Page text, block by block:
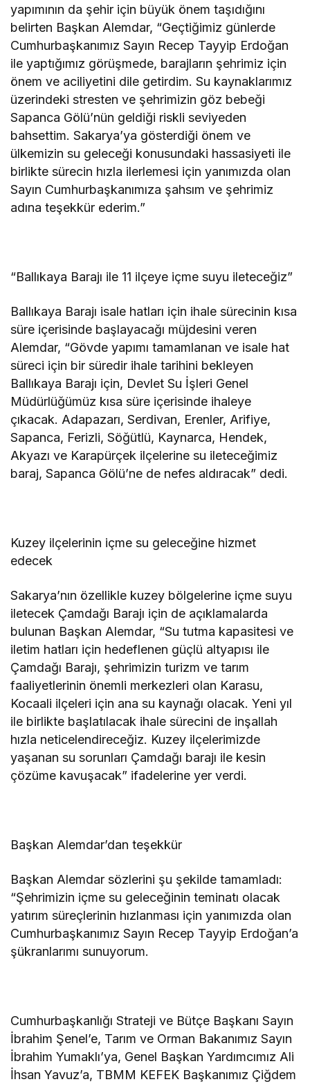
yapımının da şehir için büyük önem taşıdığını
belirten Başkan Alemdar, “Geçtiğimiz günlerde
Cumhurbaşkanımız Sayın Recep Tayyip Erdoğan
ile yaptığımız görüşmede, barajların şehrimiz için
önem ve aciliyetini dile getirdim. Su kaynaklarımız
üzerindeki stresten ve şehrimizin göz bebeği
Sapanca Gölü’nün geldiği riskli seviyeden
bahsettim. Sakarya’ya gösterdiği önem ve
ülkemizin su geleceği konusundaki hassasiyeti ile
birlikte sürecin hızla ilerlemesi için yanımızda olan
Sayın Cumhurbaşkanımıza şahsım ve şehrimiz
adına teşekkür ederim.”
“Ballıkaya Barajı ile 11 ilçeye içme suyu ileteceğiz”
Ballıkaya Barajı isale hatları için ihale sürecinin kısa
süre içerisinde başlayacağı müjdesini veren
Alemdar, “Gövde yapımı tamamlanan ve isale hat
süreci için bir süredir ihale tarihini bekleyen
Ballıkaya Barajı için, Devlet Su İşleri Genel
Müdürlüğümüz kısa süre içerisinde ihaleye
çıkacak. Adapazarı, Serdivan, Erenler, Arifiye,
Sapanca, Ferizli, Söğütlü, Kaynarca, Hendek,
Akyazı ve Karapürçek ilçelerine su ileteceğimiz
baraj, Sapanca Gölü’ne de nefes aldıracak” dedi.
Kuzey ilçelerinin içme su geleceğine hizmet
edecek
Sakarya’nın özellikle kuzey bölgelerine içme suyu
iletecek Çamdağı Barajı için de açıklamalarda
bulunan Başkan Alemdar, “Su tutma kapasitesi ve
iletim hatları için hedeflenen güçlü altyapısı ile
Çamdağı Barajı, şehrimizin turizm ve tarım
faaliyetlerinin önemli merkezleri olan Karasu,
Kocaali ilçeleri için ana su kaynağı olacak. Yeni yıl
ile birlikte başlatılacak ihale sürecini de inşallah
hızla neticelendireceğiz. Kuzey ilçelerimizde
yaşanan su sorunları Çamdağı barajı ile kesin
çözüme kavuşacak” ifadelerine yer verdi.
Başkan Alemdar’dan teşekkür
Başkan Alemdar sözlerini şu şekilde tamamladı:
“Şehrimizin içme su geleceğinin teminatı olacak
yatırım süreçlerinin hızlanması için yanımızda olan
Cumhurbaşkanımız Sayın Recep Tayyip Erdoğan’a
şükranlarımı sunuyorum.
Cumhurbaşkanlığı Strateji ve Bütçe Başkanı Sayın
İbrahim Şenel’e, Tarım ve Orman Bakanımız Sayın
İbrahim Yumaklı’ya, Genel Başkan Yardımcımız Ali
İhsan Yavuz’a, TBMM KEFEK Başkanımız Çiğdem